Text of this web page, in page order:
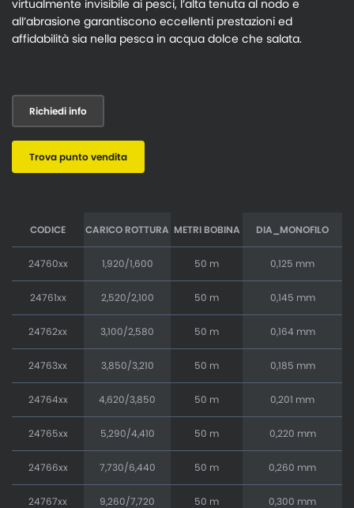
virtualmente invisibile ai pesci, l’alta tenuta al nodo e
all’abrasione garantiscono eccellenti prestazioni ed
affidabilità sia nella pesca in acqua dolce che salata.
Richiedi info
Trova punto vendita
CODICE CARICO ROTTURA METRI BOBINA DIA_MONOFILO
24760xx 1,920/1,600 50 m 0,125 mm
24761xx 2,520/2,100 50 m 0,145 mm
24762xx 3,100/2,580 50 m 0,164 mm
24763xx 3,850/3,210 50 m 0,185 mm
24764xx 4,620/3,850 50 m 0,201 mm
24765xx 5,290/4,410 50 m 0,220 mm
24766xx 7,730/6,440 50 m 0,260 mm
24767xx 9,260/7,720 50 m 0,300 mm